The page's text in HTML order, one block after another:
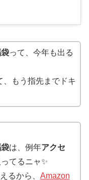
って、今年も出る
、もう指先までドキ
は、例年アクセ
ってるニャ✨
るから、 Amazon